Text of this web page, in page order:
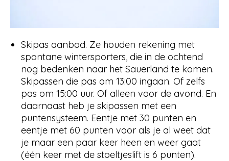
Skipas aanbod. Ze houden rekening met
spontane wintersporters, die in de ochtend
nog bedenken naar het Sauerland te komen.
Skipassen die pas om 13:00 ingaan. Of zelfs
pas om 15:00 uur. Of alleen voor de avond. En
daarnaast heb je skipassen met een
puntensysteem. Eentje met 30 punten en
eentje met 60 punten voor als je al weet dat
je maar een paar keer heen en weer gaat
(één keer met de stoeltjeslift is 6 punten).